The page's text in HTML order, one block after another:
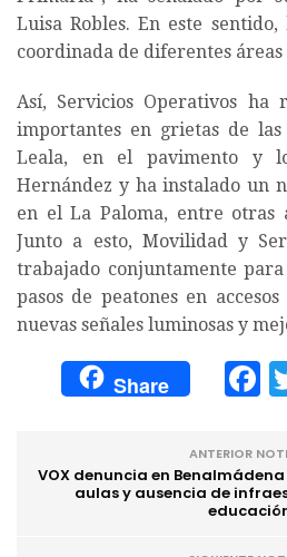
Luisa Robles. En este
coordinada de diferentes
Así, Servicios Operativos ha
importantes en grietas de
Leala, en el pavimento y
Hernández y ha instalado un
en el La Paloma, entre otras
Junto a esto, Movilidad y
trabajado conjuntamente
pasos de peatones en
nuevas señales luminosas y
Share
ANTERIOR
VOX denuncia en
aulas y ausencia de